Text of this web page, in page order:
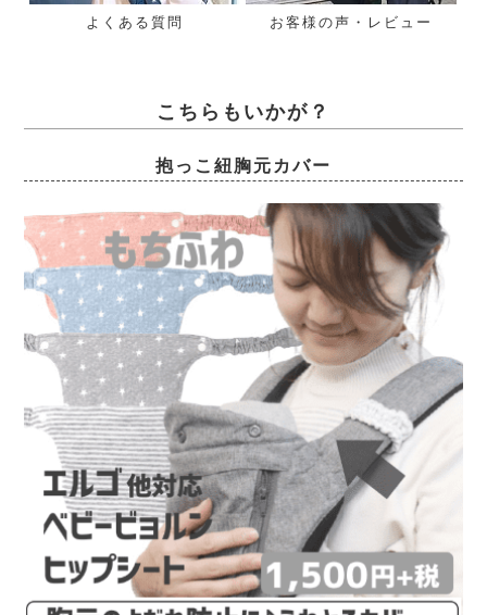
よくある質問 お客様の声・レビュー
こちらもいかが？
抱っこ紐胸元カバー